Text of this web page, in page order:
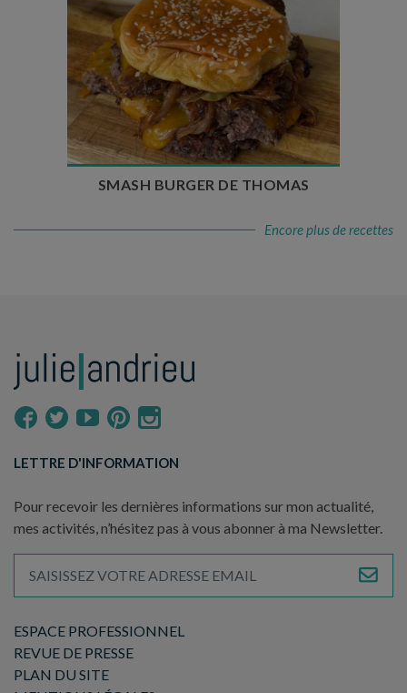
Temps de préparation : 20 min
Temps de cuisson : 5 à 10 min
Nombre de couverts : 4
SMASH BURGER DE THOMAS
Encore plus de recettes
ESPACE PROFESSIONNEL
REVUE DE PRESSE
PLAN DU SITE
LETTRE D'INFORMATION
Pour recevoir les dernières informations sur mon actualité,
mes activités, n’hésitez pas à vous abonner à ma Newsletter.